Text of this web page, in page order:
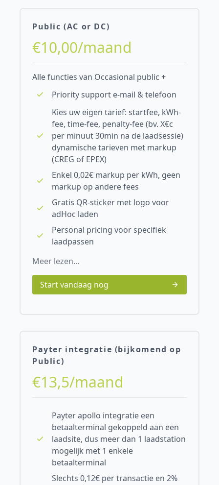
Public (AC or DC)
€10,00/maand
Alle functies van Occasional public +
Priority support e-mail & telefoon
Kies uw eigen tarief: startfee, kWh-
fee, time-fee, penalty-fee (bv. X€c
per minuut 30min na de laadsessie)
dynamische tarieven met markup
(CREG of EPEX)
Enkel 0,02€ markup per kWh, geen
markup op andere fees
Gratis QR-sticker met logo voor
adHoc laden
Personal pricing voor specifiek
laadpassen
Meer lezen...
Start vandaag nog
Payter integratie (bijkomend op
Public)
€13,5/maand
Payter apollo integratie een
betaalterminal gekoppeld aan een
laadsite, dus meer dan 1 laadstation
mogelijk met 1 enkele
betaalterminal
Slechts 0,12€ per transactie en 2%